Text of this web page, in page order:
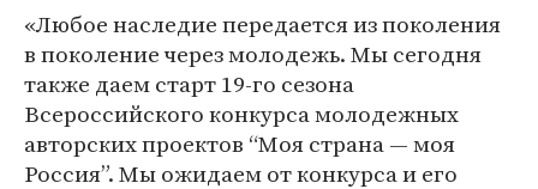
«Любое наследие передается из поколения
в поколение через молодежь. Мы сегодня
также даем старт 19-го сезона
Всероссийского конкурса молодежных
авторских проектов “Моя страна — моя
Россия”. Мы ожидаем от конкурса и его